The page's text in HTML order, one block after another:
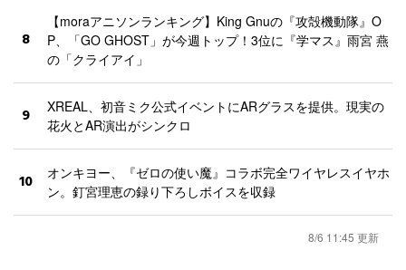
8
【moraアニソンランキング】King Gnuの『攻殻機動隊』O
P、「GO GHOST」が今週トップ！3位に『学マス』雨宮 燕
の「クライアイ」
9
XREAL、初音ミク公式イベントにARグラスを提供。現実の
花火とAR演出がシンクロ
10
オンキヨー、『ゼロの使い魔』コラボ完全ワイヤレスイヤホ
ン。釘宮理恵の録り下ろしボイスを収録
8/6 11:45 更新